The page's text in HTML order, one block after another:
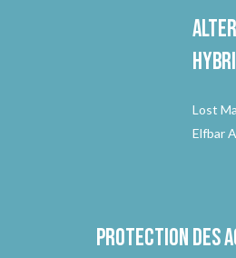
Lost
Elfbar
Protection des